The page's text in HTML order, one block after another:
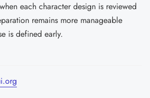
each character design is reviewed
remains more manageable
is defined early.